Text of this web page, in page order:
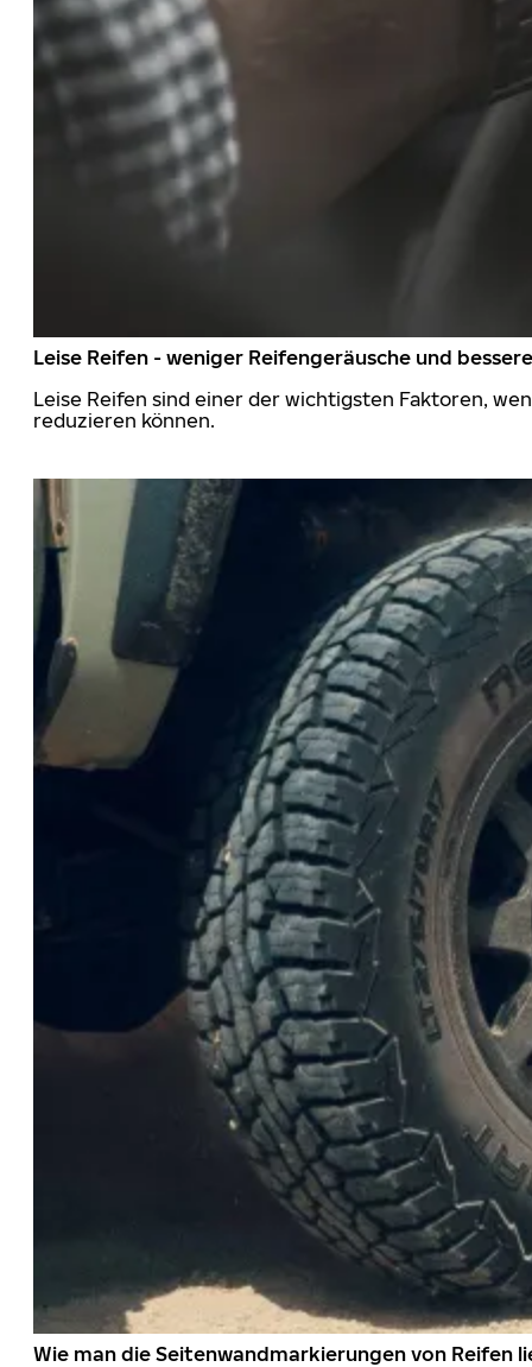
Leise Reifen - weniger Reifengeräusche und
Leise Reifen sind einer der wichtigsten Faktoren,
reduzieren können.
Wie man die Seitenwandmarkierungen von Reifen